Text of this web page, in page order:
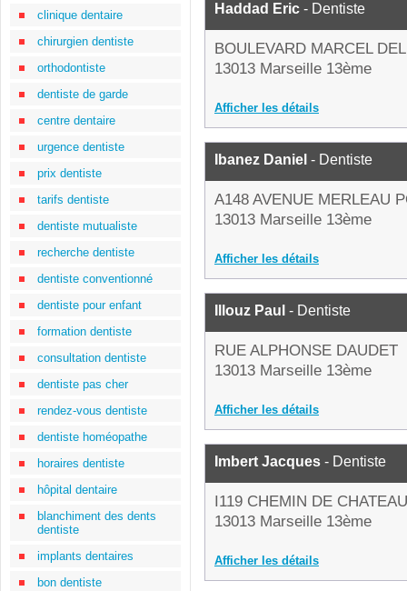
clinique dentaire
chirurgien dentiste
orthodontiste
dentiste de garde
centre dentaire
urgence dentiste
prix dentiste
tarifs dentiste
dentiste mutualiste
recherche dentiste
dentiste conventionné
dentiste pour enfant
formation dentiste
consultation dentiste
dentiste pas cher
rendez-vous dentiste
dentiste homéopathe
horaires dentiste
hôpital dentaire
blanchiment des dents
dentiste
implants dentaires
bon dentiste
Haddad Eric - Dentiste
BOULEVARD MARCEL
13013 Marseille 13ème
Afficher les détails
Ibanez Daniel - Dentiste
A148 AVENUE MERLEAU
13013 Marseille 13ème
Afficher les détails
Illouz Paul - Dentiste
RUE ALPHONSE DAUDET
13013 Marseille 13ème
Afficher les détails
Imbert Jacques - Dentiste
I119 CHEMIN DE
13013 Marseille 13ème
Afficher les détails